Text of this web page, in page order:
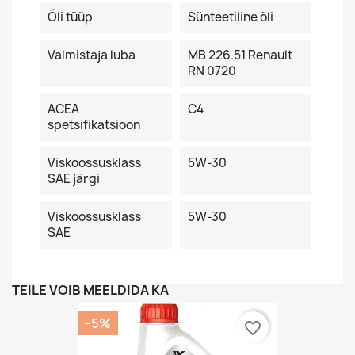
Õli tüüp Sünteetiline õli
Valmistaja luba
MB 226.51 Renault
RN 0720
ACEA
spetsifikatsioon
C4
Viskoossusklass
SAE järgi
5W-30
Viskoossusklass
SAE
5W-30
TEILE VÕIB MEELDIDA KA
−5%
favorite_border